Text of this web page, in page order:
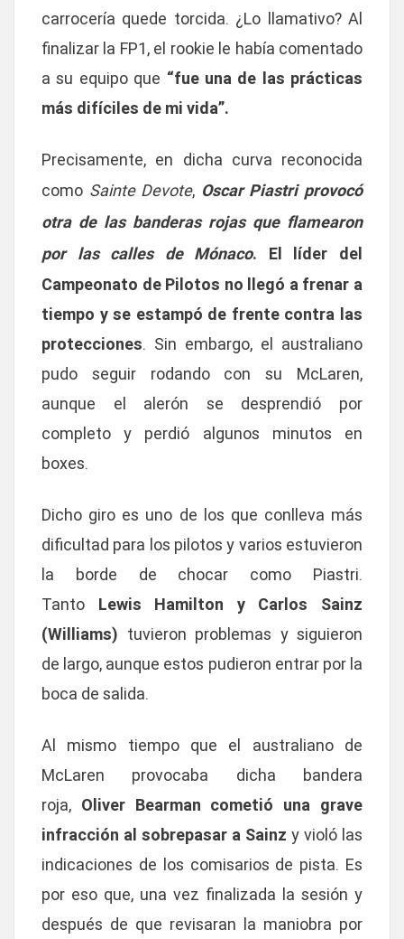
carrocería quede torcida. ¿Lo llamativo? Al
finalizar la FP1, el rookie le había comentado
a su equipo que “fue una de las prácticas
más difíciles de mi vida”.
Precisamente, en dicha curva reconocida
como Sainte Devote, Oscar Piastri provocó
otra de las banderas rojas que flamearon
por las calles de Mónaco. El líder del
Campeonato de Pilotos no llegó a frenar a
tiempo y se estampó de frente contra las
protecciones. Sin embargo, el australiano
pudo seguir rodando con su McLaren,
aunque el alerón se desprendió por
completo y perdió algunos minutos en
boxes.
Dicho giro es uno de los que conlleva más
dificultad para los pilotos y varios estuvieron
la borde de chocar como Piastri.
Tanto
Lewis Hamilton y Carlos Sainz
(Williams) tuvieron problemas y siguieron
de largo, aunque estos pudieron entrar por la
boca de salida.
Al mismo tiempo que el australiano de
McLaren provocaba dicha bandera
roja, Oliver Bearman cometió una grave
infracción al sobrepasar a Sainz y violó las
indicaciones de los comisarios de pista. Es
por eso que, una vez finalizada la sesión y
después de que revisaran la maniobra por